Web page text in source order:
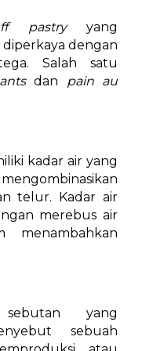
pastryyang
dengan
Salah satu
dan pain au
kadar air yang
telur. Kadar air
merebus air
menambahkan
sebutan yang
sebuah